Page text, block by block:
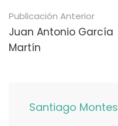
Navegación
de
publicaciones
Publicación Anterior
Juan Antonio García
Martín
Santiago Montes